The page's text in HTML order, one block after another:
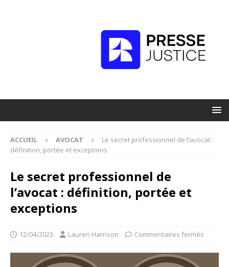
ACCUEIL AVOCAT
Le secret professionnel de l’avocat :
définition, portée et exceptions
Le secret professionnel de
l’avocat : définition, portée et
exceptions
12/04/2023 Lauren Harrison Commentaires fermés